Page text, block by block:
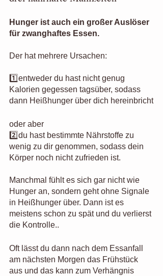
Hunger ist auch ein großer Auslöser
für zwanghaftes Essen.
Der hat mehrere Ursachen:
1️⃣entweder du hast nicht genug
Kalorien gegessen tagsüber, sodass
dann Heißhunger über dich hereinbricht
oder aber
2️⃣du hast bestimmte Nährstoffe zu
wenig zu dir genommen, sodass dein
Körper noch nicht zufrieden ist.
Manchmal fühlt es sich gar nicht wie
Hunger an, sondern geht ohne Signale
in Heißhunger über. Dann ist es
meistens schon zu spät und du verlierst
die Kontrolle..
Oft lässt du dann nach dem Essanfall
am nächsten Morgen das Frühstück
aus und das kann zum Verhängnis